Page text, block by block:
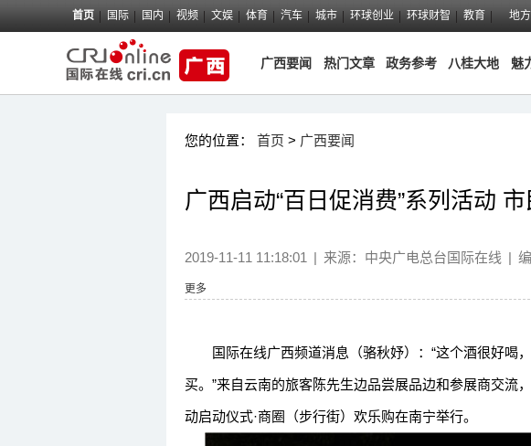
首页 国际 国内 视频 文娱 体育 汽车 城市 环球创业 环球财智 教育 地方
广西要闻 热门文章 政务参考 八桂大地 魅
您的位置： 首页 > 广西要闻
广西启动“百日促消费”系列活动
2019-11-11 11:18:01 | 来源： 中央广电总台国际在线 |
更多
国际在线广西频道消息（骆秋妤）：“这个酒很好喝
买。”来自云南的旅客陈先生边品尝展品边和参展商交流
动启动仪式·商圈（步行街）欢乐购在南宁举行。